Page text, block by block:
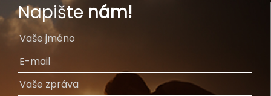
Napište nám!